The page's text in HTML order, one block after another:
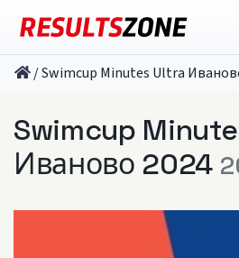
/Swimcup Minutes Ultra
Swimcup
Иваново 2024